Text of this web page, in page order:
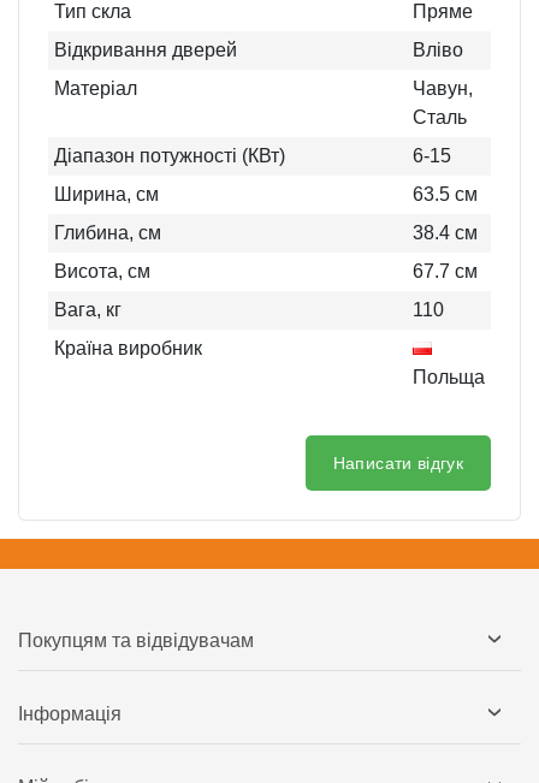
Тип скла
Пряме
Відкривання дверей
Вліво
Матеріал
Чавун,
Сталь
Діапазон потужності (КВт)
6-15
Ширина, см
63.5 см
Глибина, см
38.4 см
Висота, см
67.7 см
Вага, кг
110
Країна виробник
Польща
Написати відгук
Покупцям та відвідувачам
Інформація